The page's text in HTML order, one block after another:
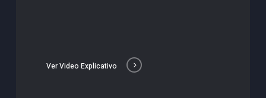
Ver Video Explicativo